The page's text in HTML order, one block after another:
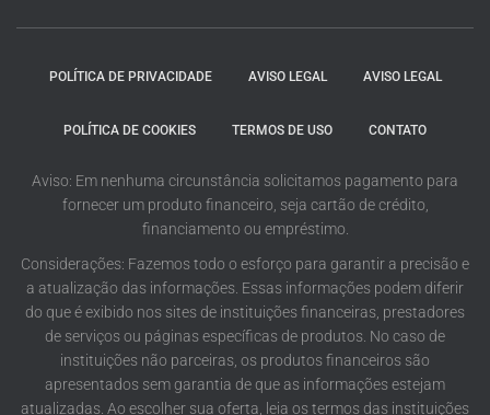
POLÍTICA DE PRIVACIDADE AVISO LEGAL AVISO LEGAL
POLÍTICA DE COOKIES TERMOS DE USO CONTATO
Aviso: Em nenhuma circunstância solicitamos pagamento para
fornecer um produto financeiro, seja cartão de crédito,
financiamento ou empréstimo.
Considerações: Fazemos todo o esforço para garantir a precisão e
a atualização das informações. Essas informações podem diferir
do que é exibido nos sites de instituições financeiras, prestadores
de serviços ou páginas específicas de produtos. No caso de
instituições não parceiras, os produtos financeiros são
apresentados sem garantia de que as informações estejam
atualizadas. Ao escolher sua oferta, leia os termos das instituições